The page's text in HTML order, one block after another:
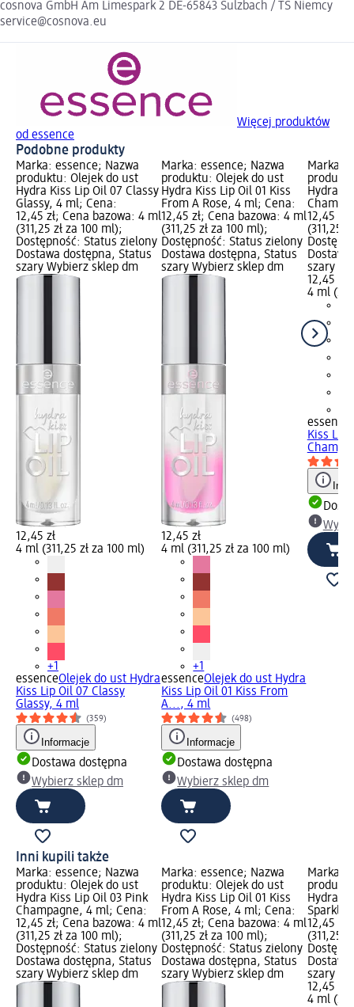
cosnova GmbH Am Limespark 2 DE-65843 Sulzbach / TS Niemcy
service@cosnova.eu
Więcej produktów
od essence
Podobne produkty
Marka: essence; Nazwa
produktu: Olejek do ust
Hydra Kiss Lip Oil 07 Classy
Glassy, 4 ml; Cena:
12,45 zł; Cena bazowa: 4 ml
(311,25 zł za 100 ml);
Dostępność: Status zielony
Dostawa dostępna, Status
szary Wybierz sklep dm
12,45 zł
4 ml (311,25 zł za 100 ml)
+1
essenceOlejek do ust Hydra
Kiss Lip Oil 07 Classy
Glassy, 4 ml
(359)
Informacje
Dostawa dostępna
Wybierz sklep dm
Marka: essence; Nazwa
produktu: Olejek do ust
Hydra Kiss Lip Oil 01 Kiss
From A Rose, 4 ml; Cena:
12,45 zł; Cena bazowa: 4 ml
(311,25 zł za 100 ml);
Dostępność: Status zielony
Dostawa dostępna, Status
szary Wybierz sklep dm
12,45 zł
4 ml (311,25 zł za 100 ml)
+1
essenceOlejek do ust Hydra
Kiss Lip Oil 01 Kiss From
A..., 4 ml
(498)
Informacje
Dostawa dostępna
Wybierz sklep dm
Marka:
Hydra
12,45
(311,25
szary
12,45 zł
4 ml
essence
Kiss Lip
Inni kupili także
Marka: essence; Nazwa
produktu: Olejek do ust
Hydra Kiss Lip Oil 03 Pink
Champagne, 4 ml; Cena:
12,45 zł; Cena bazowa: 4 ml
(311,25 zł za 100 ml);
Dostępność: Status zielony
Dostawa dostępna, Status
szary Wybierz sklep dm
Marka: essence; Nazwa
produktu: Olejek do ust
Hydra Kiss Lip Oil 01 Kiss
From A Rose, 4 ml; Cena:
12,45 zł; Cena bazowa: 4 ml
(311,25 zł za 100 ml);
Dostępność: Status zielony
Dostawa dostępna, Status
szary Wybierz sklep dm
Marka:
Hydra
Sparkle,
12,45
(311,25
szary
12,45 zł
4 ml